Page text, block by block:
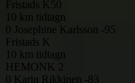
Fristads K50
10 km tidtagn
0 Josephine Karlsson -95
Fristads K
10 km tidtagn
HEMONK 2
0 Karin Rikkinen -83